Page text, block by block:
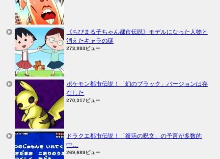
《ちびまる子ちゃん都市伝説》モデルになった人物と
消えたキャラの謎
273,993ビュー
ポケモン都市伝説！「幻のブラック」バージョンは存
在した
270,317ビュー
ドラクエ都市伝説！「復活の呪文」の予言が多数的
中…
269,689ビュー